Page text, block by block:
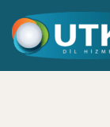
atla